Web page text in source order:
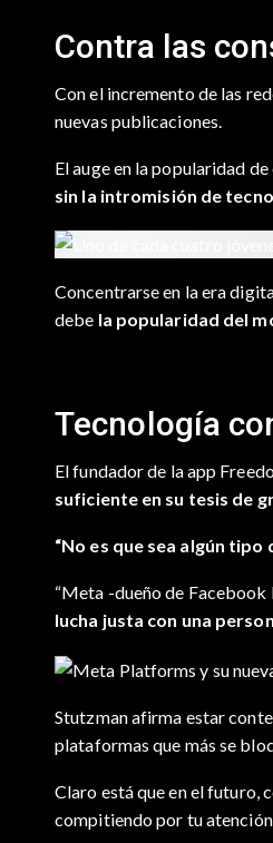
Contra las
Con el incremento de las
nuevas publicaciones.
El auge en la popularidad de
sin la intromisión de
Concentrarse en la era
debe la popularidad del
Tecnología
El fundador de la app
suficiente en su tesis de
“No es que sea algún
“Meta -dueño de
lucha justa con una
Stutzman afirma estar
plataformas que más se
Claro está que en el futuro,
compitiendo por tu